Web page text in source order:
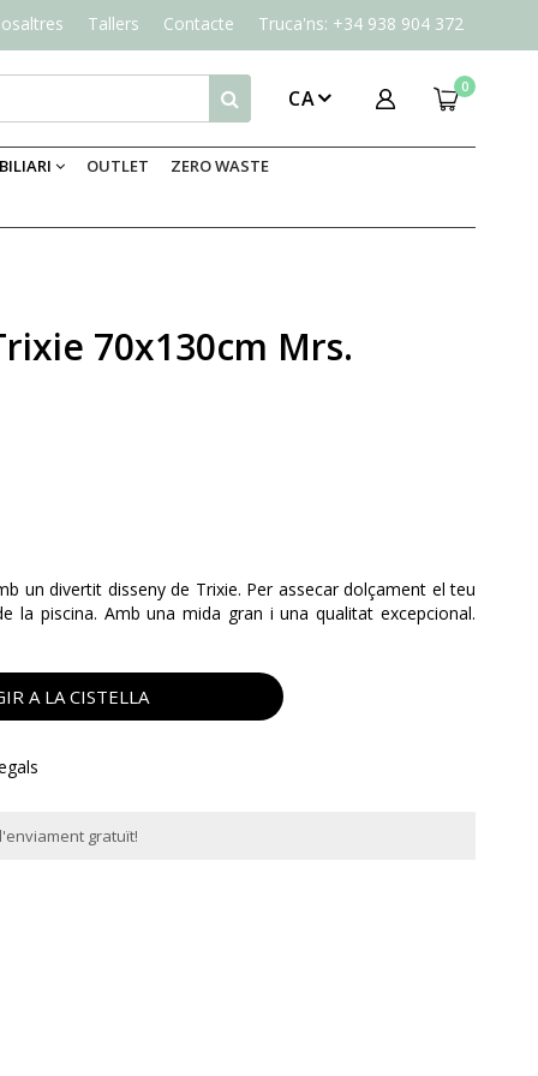
Tallers Contacte Truca'ns: +34 938 904 372
0
CA
OUTLET ZERO WASTE
70x130cm Mrs.
un divertit disseny de Trixie. Per assecar dolçament el teu
la piscina. Amb una mida gran i una qualitat excepcional.
A LA CISTELLA
gratuït!